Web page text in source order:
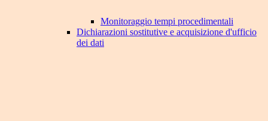
Monitoraggio tempi procedimentali
Dichiarazioni sostitutive e acquisizione d'ufficio
dei dati